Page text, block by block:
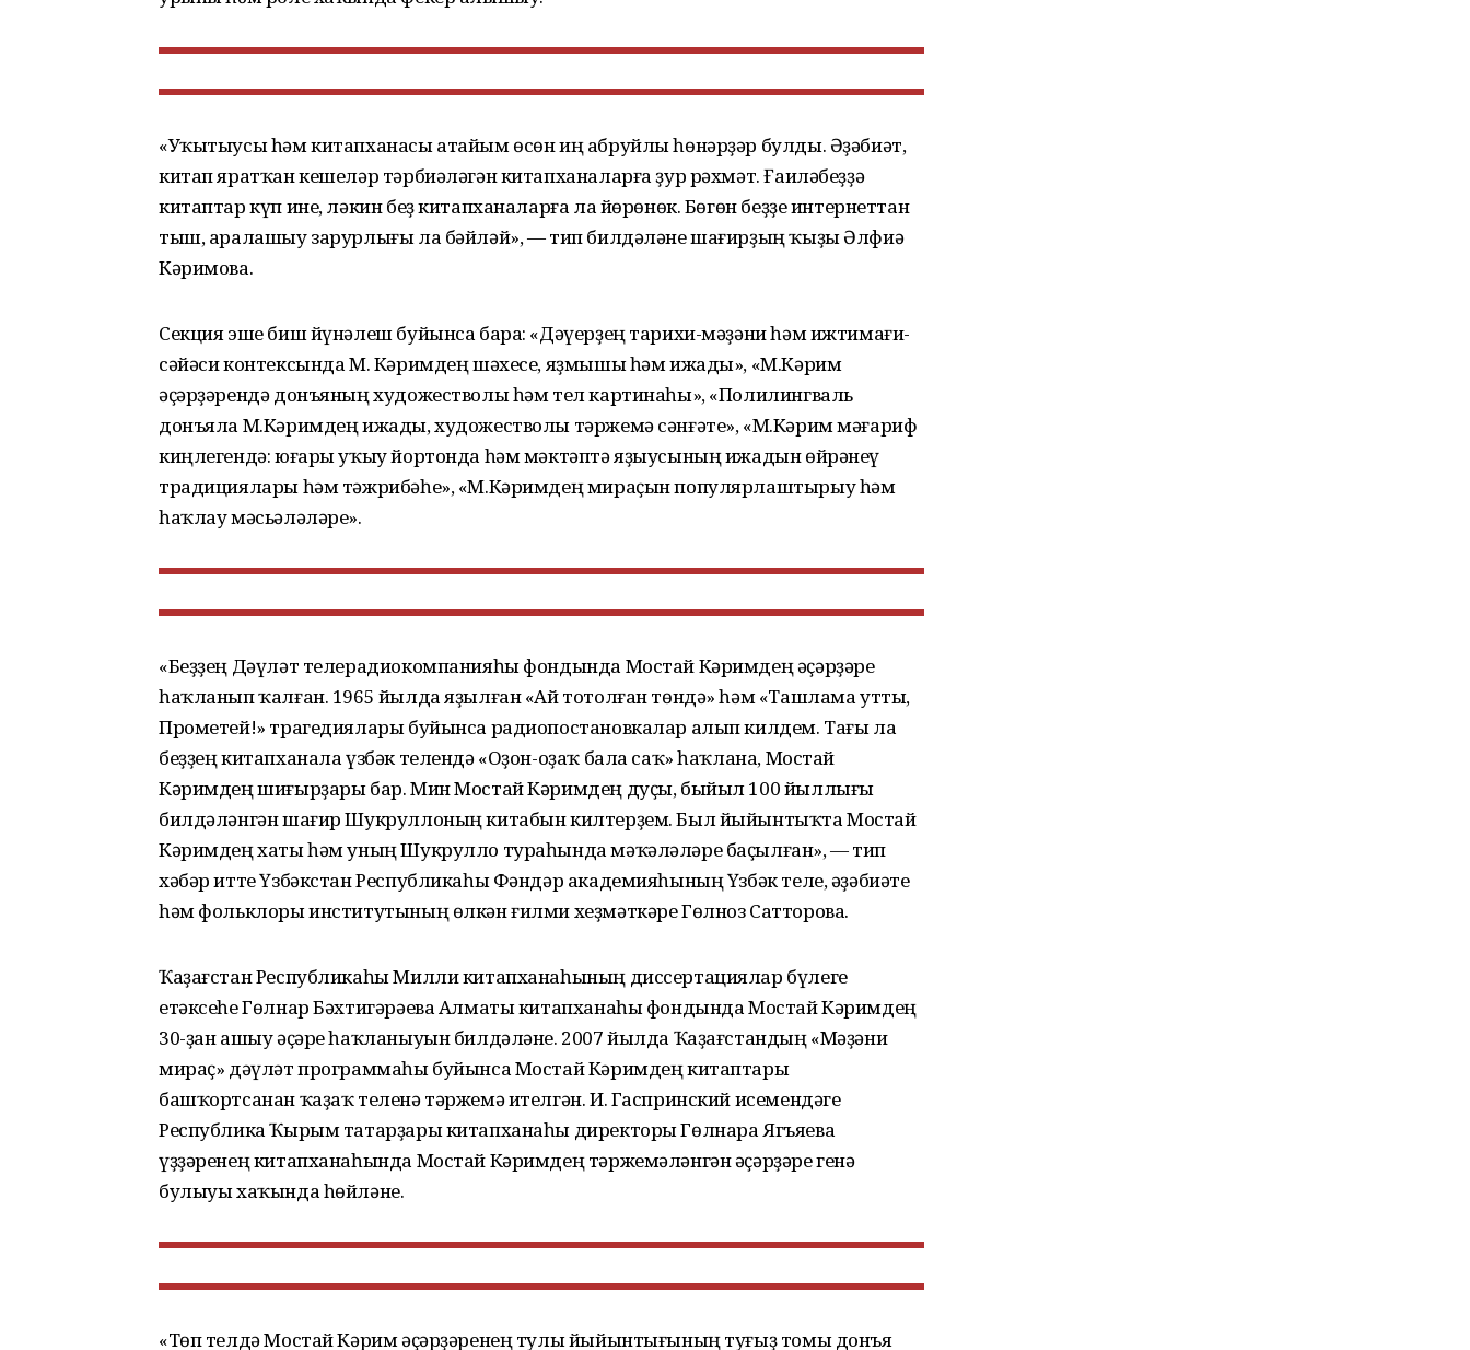
«Уҡытыусы һәм китапханасы атайым өсөн иң абруйлы һөнәрҙәр булды. Әҙәбиәт,
китап яратҡан кешеләр тәрбиәләгән китапханаларға ҙур рәхмәт. Ғаиләбеҙҙә
китаптар күп ине, ләкин беҙ китапханаларға ла йөрөнөк. Бөгөн беҙҙе интернеттан
тыш, аралашыу зарурлығы ла бәйләй», — тип билдәләне шағирҙың ҡыҙы Әлфиә
Кәримова.
Секция эше биш йүнәлеш буйынса бара: «Дәүерҙең тарихи-мәҙәни һәм ижтимағи-
сәйәси контексында М. Кәримдең шәхесе, яҙмышы һәм ижады», «М.Кәрим
әҫәрҙәрендә донъяның художестволы һәм тел картинаһы», «Полилингваль
донъяла М.Кәримдең ижады, художестволы тәржемә сәнғәте», «М.Кәрим мәғариф
киңлегендә: юғары уҡыу йортонда һәм мәктәптә яҙыусының ижадын өйрәнеү
традициялары һәм тәжрибәһе», «М.Кәримдең мираҫын популярлаштырыу һәм
һаҡлау мәсьәләләре».
«Беҙҙең Дәүләт телерадиокомпанияһы фондында Мостай Кәримдең әҫәрҙәре
һаҡланып ҡалған. 1965 йылда яҙылған «Ай тотолған төндә» һәм «Ташлама утты,
Прометей!» трагедиялары буйынса радиопостановкалар алып килдем. Тағы ла
беҙҙең китапханала үзбәк телендә «Оҙон-оҙаҡ бала саҡ» һаҡлана, Мостай
Кәримдең шиғырҙары бар. Мин Мостай Кәримдең дуҫы, быйыл 100 йыллығы
билдәләнгән шағир Шукруллоның китабын килтерҙем. Был йыйынтыҡта Мостай
Кәримдең хаты һәм уның Шукрулло тураһында мәҡәләләре баҫылған», — тип
хәбәр итте Үзбәкстан Республикаһы Фәндәр академияһының Үзбәк теле, әҙәбиәте
һәм фольклоры институтының өлкән ғилми хеҙмәткәре Гөлноз Сатторова.
Ҡаҙағстан Республикаһы Милли китапханаһының диссертациялар бүлеге
етәксеһе Гөлнар Бәхтигәрәева Алматы китапханаһы фондында Мостай Кәримдең
30-ҙан ашыу әҫәре һаҡланыуын билдәләне. 2007 йылда Ҡаҙағстандың «Мәҙәни
мираҫ» дәүләт программаһы буйынса Мостай Кәримдең китаптары
башҡортсанан ҡаҙаҡ теленә тәржемә ителгән. И. Гаспринский исемендәге
Республика Ҡырым татарҙары китапханаһы директоры Гөлнара Ягъяева
үҙҙәренең китапханаһында Мостай Кәримдең тәржемәләнгән әҫәрҙәре генә
булыуы хаҡында һөйләне.
«Төп телдә Мостай Кәрим әҫәрҙәренең тулы йыйынтығының туғыҙ томы донъя